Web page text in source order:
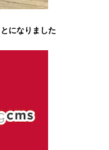
になりました